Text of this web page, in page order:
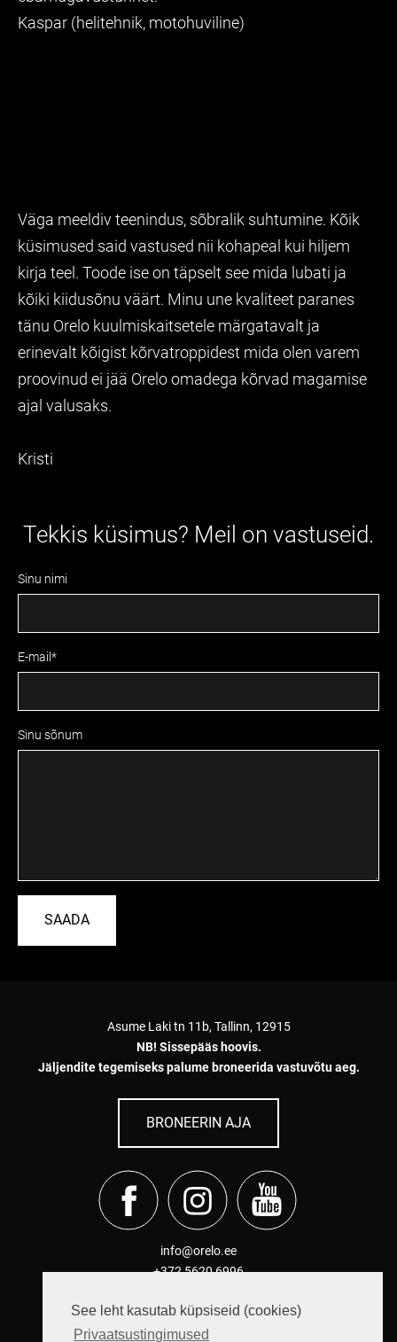
See leht kasutab küpsiseid (cookies)
Privaatsustingimused
Kaspar (helitehnik, motohuviline)
Väga meeldiv teenindus, sõbralik suhtumine. Kõik
küsimused said vastused nii kohapeal kui hiljem
kirja teel. Toode ise on täpselt see mida lubati ja
kõiki kiidusõnu väärt. Minu une kvaliteet paranes
tänu Orelo kuulmiskaitsetele märgatavalt ja
erinevalt kõigist kõrvatroppidest mida olen varem
proovinud ei jää Orelo omadega kõrvad magamise
ajal valusaks.
Kristi
Tekkis küsimus? Meil on vastuseid.
Sinu nimi
E-mail
Sinu sõnum
Asume Laki tn 11b, Tallinn, 12915
NB! Sissepääs hoovis.
Jäljendite tegemiseks palume broneerida vastuvõtu aeg.
BRONEERIN AJA
info@orelo.ee
+372 5620 6996
Teenuse pakkuja on